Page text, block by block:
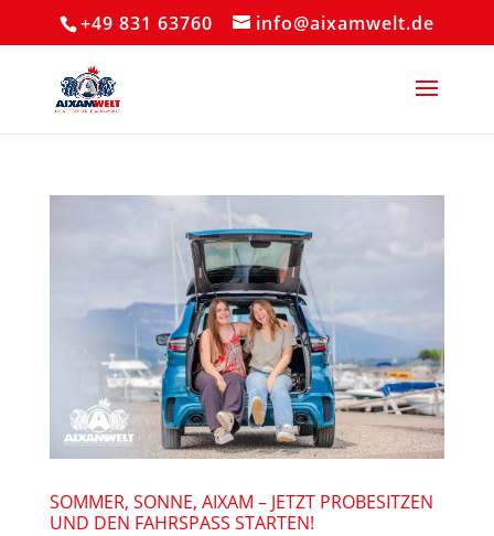
+49 831 63760 info@aixamwelt.de
SOMMER, SONNE, AIXAM – JETZT PROBESITZEN
UND DEN FAHRSPASS STARTEN!